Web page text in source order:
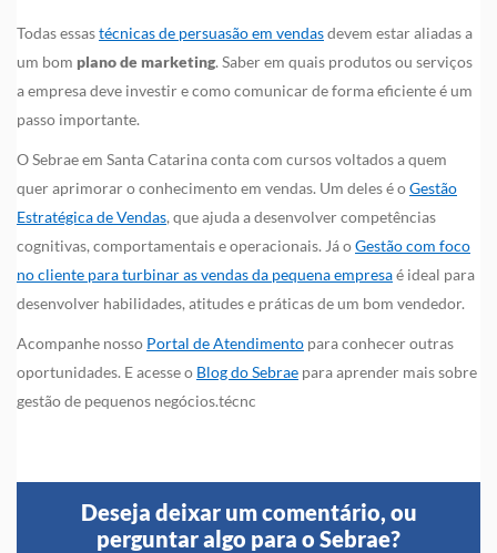
Todas essastécnicas de persuasão em vendasdevem estar aliadas a
um bom plano de marketing. Saber em quais produtos ou serviços
a empresa deve investir e como comunicar de forma eficiente é um
passo importante.
O Sebrae em Santa Catarina conta com cursos voltados a quem
quer aprimorar o conhecimento em vendas. Um deles é oGestão
Estratégica de Vendas, que ajuda a desenvolver competências
cognitivas, comportamentais e operacionais. Já oGestão com foco
no cliente para turbinar as vendas da pequena empresaé ideal para
desenvolver habilidades, atitudes e práticas de um bom vendedor.
Acompanhe nosso Portal de Atendimento para conhecer outras
oportunidades. E acesse o Blog do Sebrae para aprender mais sobre
gestão de pequenos negócios.técnc
Deseja deixar um comentário, ou
perguntar algo para o Sebrae?